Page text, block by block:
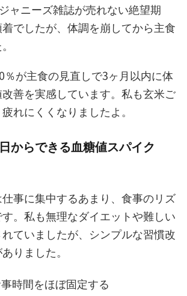
ャニーズ雑誌が売れない絶望期
でしたが、体調を崩してから主食
％が主食の見直しで3ヶ月以内に体
善を実感しています。私も玄米ご
れにくくなりましたよ。
からできる血糖値スパイク
事に集中するあまり、食事のリズ
。私も無理なダイエットや難しい
ていましたが、シンプルな習慣改
りました。
時間をほぼ固定する